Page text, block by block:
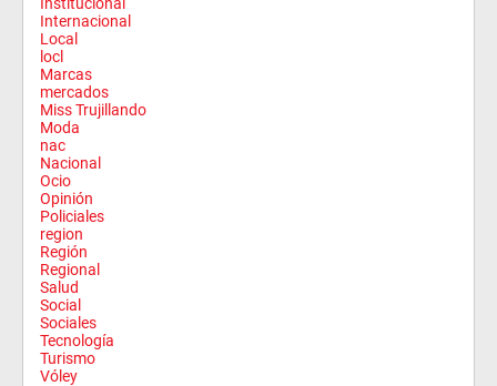
Internacional
Local
locl
Marcas
mercados
Miss Trujillando
Moda
nac
Nacional
Ocio
Opinión
Policiales
region
Región
Regional
Salud
Social
Sociales
Tecnología
Turismo
Vóley